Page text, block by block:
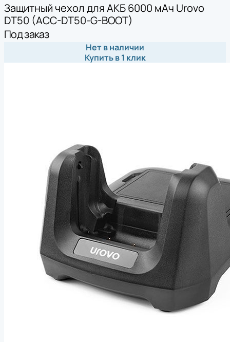
Защитный чехол для АКБ 6000 мАч Urovo
DT50 (ACC-DT50-G-BOOT)
Под заказ
Нет в наличии
Купить в 1 клик